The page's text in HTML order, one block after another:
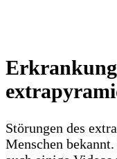
Störungen des
Menschen